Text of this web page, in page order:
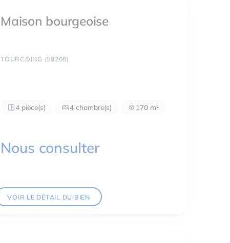
Maison bourgeoise
TOURCOING (59200)
4 pièce(s) 4 chambre(s) 170 m²
Nous consulter
VOIR LE DÉTAIL DU BIEN